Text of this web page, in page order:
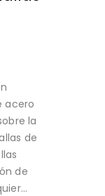
acero
la
de
de